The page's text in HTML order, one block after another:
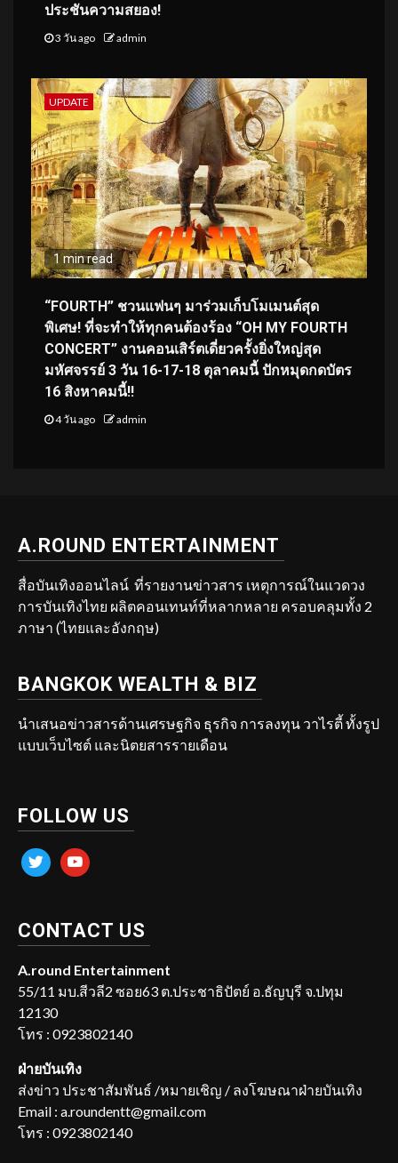
ประชันความสยอง!
3 วัน ago admin
UPDATE
1 min read
“FOURTH” ชวนแฟนๆ มาร่วมเก็บโมเมนต์สุด
พิเศษ! ที่จะทำให้ทุกคนต้องร้อง “OH MY FOURTH
CONCERT” งานคอนเสิร์ตเดี่ยวครั้งยิ่งใหญ่สุด
มหัศจรรย์ 3 วัน 16-17-18 ตุลาคมนี้ ปักหมุดกดบัตร
16 สิงหาคมนี้!!
4 วัน ago admin
A.ROUND ENTERTAINMENT
สื่อบันเทิงออนไลน์ ที่รายงานข่าวสาร เหตุการณ์ในแวดวง
การบันเทิงไทย ผลิตคอนเทนท์ที่หลากหลาย ครอบคลุมทั้ง 2
ภาษา (ไทยและอังกฤษ)
BANGKOK WEALTH & BIZ
นำเสนอข่าวสารด้านเศรษฐกิจ ธุรกิจ การลงทุน วาไรตี้ ทั้งรูป
แบบเว็บไซต์ และนิตยสารรายเดือน
FOLLOW US
twitter youtube
CONTACT US
A.round Entertainment
55/11 มบ.สีวลี2 ซอย63 ต.ประชาธิปัตย์ อ.ธัญบุรี จ.ปทุม
12130
โทร : 0923802140
ฝ่ายบันเทิง
ส่งข่าว ประชาสัมพันธ์ /หมายเชิญ / ลงโฆษณาฝ่ายบันเทิง
Email : a.roundentt@gmail.com
โทร : 0923802140